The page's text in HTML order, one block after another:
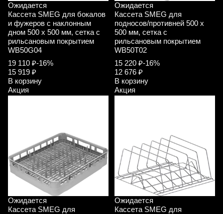
Ожидается
Кассета SMEG для бокалов
и фужеров с наклонным
дном 500 х 500 мм, сетка с
рильсановым покрытием
WB50G04
19 110 ₽-16%
15 919 ₽
В корзину
Акция
Ожидается
Кассета SMEG для
подносов/противней 500 x
500 мм, сетка с
рильсановым покрытием
WB50T02
15 220 ₽-16%
12 676 ₽
В корзину
Акция
Ожидается
Кассета SMEG для
Ожидается
Кассета SMEG для